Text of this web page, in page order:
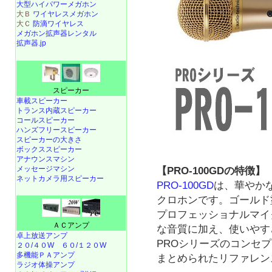
【PRO-100GDの特徴】
PRO-100GDは、華やか
クロホンです。ゴール
プロフェッショナルマ
な音質に加え、使いや
PROシリーズのコンセ
まとめられたリファレ
大型ハイパワーメガホン
大Ｂ ワイヤレスメガホン
大Ｃ 防滴ワイヤレス
メガホン拡声器レンタル
拡声器.jp
スピーカー
車載スピーカー
トランス内蔵スピーカー
コールスピーカー
ハンズフリースピーカー
スピーカーの大きさ
ボックススピーカー
アナウンスマシン
メッセージマシン
ネットカメラ用スピーカー
ＡＣアンプ
卓上放送アンプ
２０/４０W
６０/１２０W
多機能ＰＡアンプ
ラジオ体操アンプ